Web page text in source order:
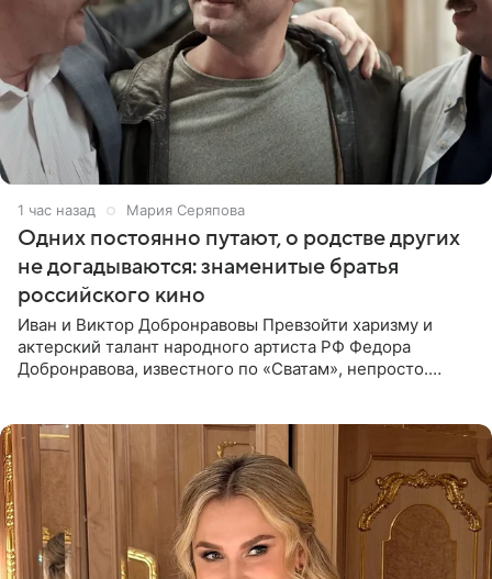
1 час назад Мария Серяпова
Одних постоянно путают, о родстве других
не догадываются: знаменитые братья
российского кино
Иван и Виктор Добронравовы Превзойти харизму и
актерский талант народного артиста РФ Федора
Добронравова, известного по «Сватам», непросто.